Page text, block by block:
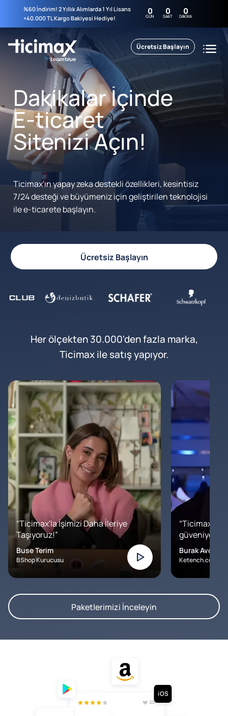
%60 İndirim! 2 Yıllık Alımlarda 1 Yıl Lisans
+40.000 TL Kargo Bakiyesi Hediye!
0
GÜN 0
SAAT 0
DAKIKA
Ücretsiz Başlayın
Dakikalar İçinde
E-ticaret
Sitenizi Açın!
Ticimax'ın yapay zeka destekli özellikleri, kesintisiz
7/24 desteği ve büyümeniz için geliştirilen teknolojisi
ile e-ticarete başlayın.
Ücretsiz Başlayın
Her ölçekten 30.000'den fazla marka,
Ticimax ile satış yapıyor.
“Ticimax'la İşimizi Daha İleriye
Taşıyoruz!”
Buse Terim
BShop Kurucusu
“Ticimax'a
Burak Avcılar
Ketench.com –
Paketlerimizi İnceleyin